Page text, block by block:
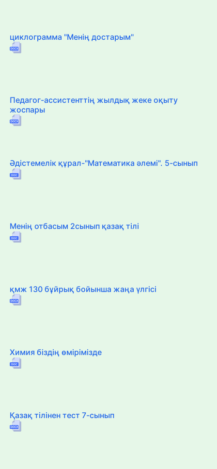
циклограмма "Менің достарым"
Педагог-ассистенттің жылдық жеке оқыту
жоспары
Әдістемелік құрал-"Математика әлемі". 5-сынып
Менің отбасым 2сынып қазақ тілі
қмж 130 бұйрық бойынша жаңа үлгісі
Химия біздің өмірімізде
Қазақ тілінен тест 7-сынып